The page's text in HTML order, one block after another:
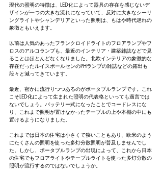
現代の照明の特徴は、LED化によって器具の存在を感じないデ
ザインが一つの大きな流れになっていて、反対に大きなシーリ
ングライトやシャンデリアといった照明は、もはや時代遅れの
象徴ともいえます。
以前は人気のあったフランクロイドライトのフロアランプやフ
ロスのアルコランプも、最近のインテリア・建築雑誌などで見
ることはほとんどなくなりました。北欧インテリアの象徴的な
存在だったルイスポールセンのPHランプの雑誌などの露出も
段々と減ってきています。
最近、密かに流行りつつあるのがポータブルランプです。これ
こそLED化によって生まれた照明の代表格といっても過言では
ないでしょう。バッテリー式になったことでコードレスにな
り、これまで照明が置けなかったテーブルの上や本棚の中にも
置けるようになりました。
これまでは日本の住宅は小さくて狭いこともあり、欧米のよう
にたくさんの照明を使った多灯分散照明が普及しませんでし
た。しかし、ポータブルランプの出現によって、これから日本
の住宅でもフロアライトやテーブルライトを使った多灯分散の
照明が流行するのではないでしょうか。